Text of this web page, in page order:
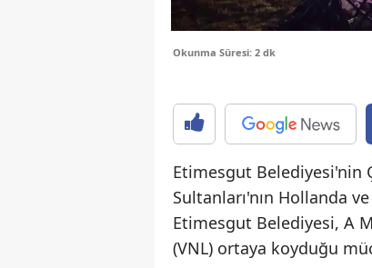
Okunma Süresi: 2 dk
Etimesgut Belediyesi'nin
Sultanları'nın Hollanda
Etimesgut Belediyesi, A
(VNL) ortaya koyduğu